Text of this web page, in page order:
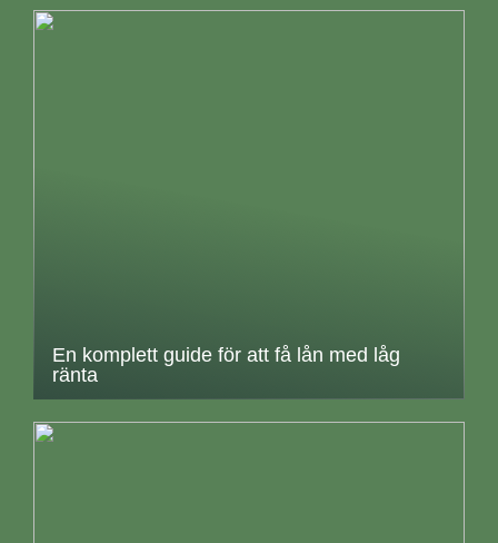
En komplett guide för att få lån med låg
ränta